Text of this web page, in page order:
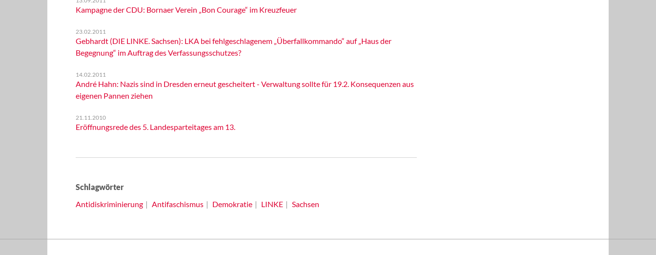
Kampagne der CDU: Bornaer Verein „Bon Courage“ im Kreuzfeuer
23.02.2011
Gebhardt (DIE LINKE. Sachsen): LKA bei fehlgeschlagenem „Überfallkommando“ auf „Haus der
Begegnung“ im Auftrag des Verfassungsschutzes?
14.02.2011
André Hahn: Nazis sind in Dresden erneut gescheitert - Verwaltung sollte für 19.2. Konsequenzen aus
eigenen Pannen ziehen
21.11.2010
Eröffnungsrede des 5. Landesparteitages am 13.
Schlagwörter
Antidiskriminierung
Antifaschismus Demokratie LINKE Sachsen